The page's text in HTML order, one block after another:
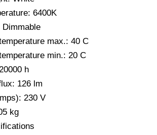
6400K
Dimmable
max.: 40 C
min.: 20 C
h
126 lm
230 V
kg